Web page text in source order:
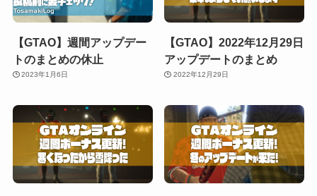
【GTAO】週間アップデー
トのまとめの休止
2023年1月6日
【GTAO】2022年12月29日
アップデートのまとめ
2022年12月29日